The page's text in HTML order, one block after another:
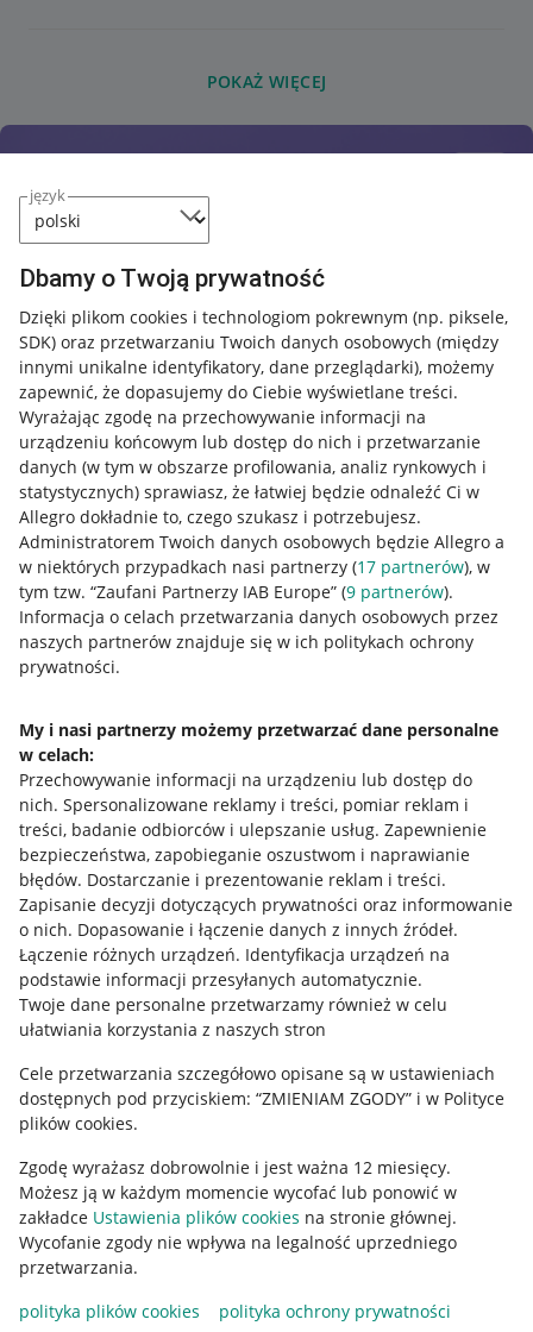
język
Dbamy o Twoją prywatność
Dzięki plikom cookies i technologiom pokrewnym (np. piksele,
SDK) oraz przetwarzaniu Twoich danych osobowych (między
innymi unikalne identyfikatory, dane przeglądarki), możemy
zapewnić, że dopasujemy do Ciebie wyświetlane treści.
Wyrażając zgodę na przechowywanie informacji na
urządzeniu końcowym lub dostęp do nich i przetwarzanie
danych (w tym w obszarze profilowania, analiz rynkowych i
statystycznych) sprawiasz, że łatwiej będzie odnaleźć Ci w
Allegro dokładnie to, czego szukasz i potrzebujesz.
Administratorem Twoich danych osobowych będzie Allegro a
w niektórych przypadkach nasi partnerzy (17 partnerów), w
tym tzw. “Zaufani Partnerzy IAB Europe” (9 partnerów).
Informacja o celach przetwarzania danych osobowych przez
naszych partnerów znajduje się w ich politykach ochrony
prywatności.
My i nasi partnerzy możemy przetwarzać dane personalne
w celach:
Przechowywanie informacji na urządzeniu lub dostęp do
nich. Spersonalizowane reklamy i treści, pomiar reklam i
treści, badanie odbiorców i ulepszanie usług. Zapewnienie
bezpieczeństwa, zapobieganie oszustwom i naprawianie
błędów. Dostarczanie i prezentowanie reklam i treści.
Zapisanie decyzji dotyczących prywatności oraz informowanie
o nich. Dopasowanie i łączenie danych z innych źródeł.
Łączenie różnych urządzeń. Identyfikacja urządzeń na
podstawie informacji przesyłanych automatycznie.
Twoje dane personalne przetwarzamy również w celu
ułatwiania korzystania z naszych stron
Cele przetwarzania szczegółowo opisane są w ustawieniach
dostępnych pod przyciskiem: “ZMIENIAM ZGODY” i w Polityce
plików cookies.
Zgodę wyrażasz dobrowolnie i jest ważna 12 miesięcy.
Możesz ją w każdym momencie wycofać lub ponowić w
zakładce Ustawienia plików cookies na stronie głównej.
Wycofanie zgody nie wpływa na legalność uprzedniego
przetwarzania.
polityka plików cookies
polityka ochrony prywatności
POKAŻ WIĘCEJ
Przydatne informacje
Jak to działa
Allegro Gadane dla sprzedających
Allegro Gadane dla kupujących
Mapa miejscowości
Informacje prawne
Regulamin
Polityka plików "cookies"
Ustawienia plików "cookies"
Udostępnianie lokalizacji
Informacje dla Aktu o Usługach Cyfrowych
Pobierz aplikację